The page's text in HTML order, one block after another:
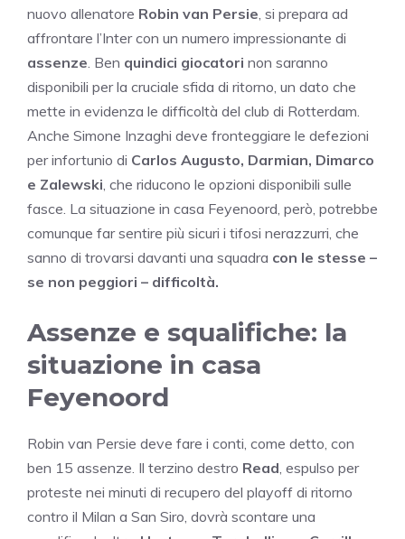
nuovo allenatore Robin van Persie , si prepara ad
affrontare l’Inter con un numero impressionante di
assenze . Ben quindici giocatori non saranno
disponibili per la cruciale sfida di ritorno, un dato che
mette in evidenza le difficoltà del club di Rotterdam.
Anche Simone Inzaghi deve fronteggiare le defezioni
per infortunio di Carlos Augusto, Darmian, Dimarco
e Zalewski , che riducono le opzioni disponibili sulle
fasce. La situazione in casa Feyenoord, però, potrebbe
comunque far sentire più sicuri i tifosi nerazzurri, che
sanno di trovarsi davanti una squadra con le stesse –
se non peggiori – difficoltà.
Assenze e squalifiche: la
situazione in casa
Feyenoord
Robin van Persie deve fare i conti, come detto, con
ben 15 assenze. Il terzino destro Read , espulso per
proteste nei minuti di recupero del playoff di ritorno
contro il Milan a San Siro, dovrà scontare una